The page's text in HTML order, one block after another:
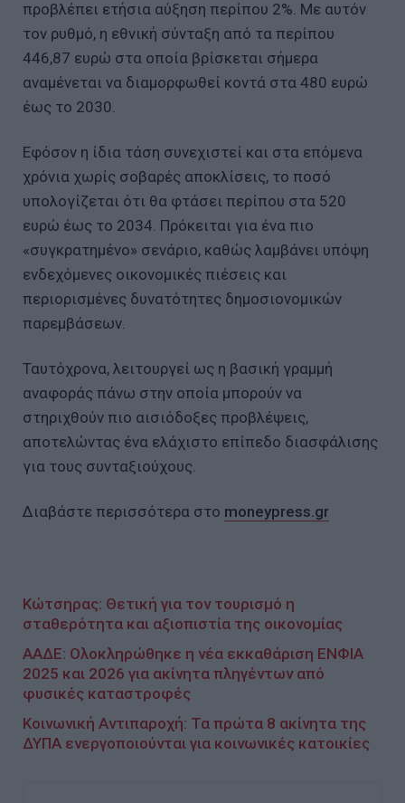
προβλέπει ετήσια αύξηση περίπου 2%. Με αυτόν
τον ρυθμό, η εθνική σύνταξη από τα περίπου
446,87 ευρώ στα οποία βρίσκεται σήμερα
αναμένεται να διαμορφωθεί κοντά στα 480 ευρώ
έως το 2030.
Εφόσον η ίδια τάση συνεχιστεί και στα επόμενα
χρόνια χωρίς σοβαρές αποκλίσεις, το ποσό
υπολογίζεται ότι θα φτάσει περίπου στα 520
ευρώ έως το 2034. Πρόκειται για ένα πιο
«συγκρατημένο» σενάριο, καθώς λαμβάνει υπόψη
ενδεχόμενες οικονομικές πιέσεις και
περιορισμένες δυνατότητες δημοσιονομικών
παρεμβάσεων.
Ταυτόχρονα, λειτουργεί ως η βασική γραμμή
αναφοράς πάνω στην οποία μπορούν να
στηριχθούν πιο αισιόδοξες προβλέψεις,
αποτελώντας ένα ελάχιστο επίπεδο διασφάλισης
για τους συνταξιούχους.
Διαβάστε περισσότερα στο moneypress.gr
Κώτσηρας: Θετική για τον τουρισμό η
σταθερότητα και αξιοπιστία της οικονομίας
ΑΑΔΕ: Ολοκληρώθηκε η νέα εκκαθάριση ΕΝΦΙΑ
2025 και 2026 για ακίνητα πληγέντων από
φυσικές καταστροφές
Κοινωνική Αντιπαροχή: Τα πρώτα 8 ακίνητα της
ΔΥΠΑ ενεργοποιούνται για κοινωνικές κατοικίες